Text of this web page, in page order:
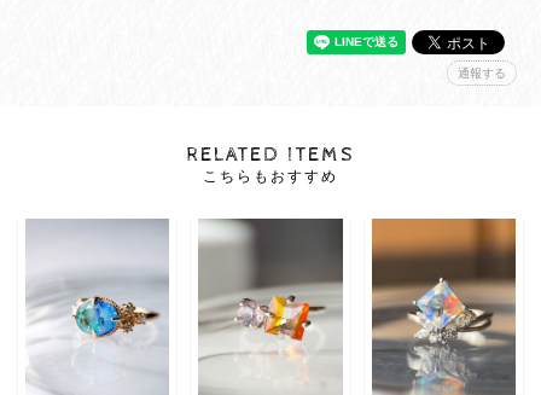
通報する
RELATED ITEMS
こちらもおすすめ